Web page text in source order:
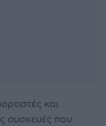
και
συσκευές που